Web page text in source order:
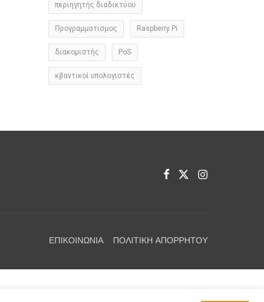
περιηγητής διαδικτύου
Προγραμματισμος Raspberry Pi
διακομιστής PoS
κβαντικοί υπολογιστές
ΕΠΙΚΟΙΝΩΝΊΑ ΠΟΛΙΤΙΚΉ ΑΠΟΡΡΉΤΟΥ